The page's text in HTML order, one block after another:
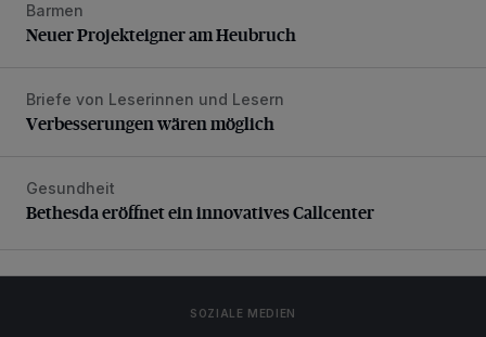
Neuer Projekteigner am Heubruch
Barmen
Neuer Projekteigner am Heubruch
Verbesserungen wären möglich
Briefe von Leserinnen und Lesern
Verbesserungen wären möglich
Bethesda eröffnet ein innovatives Callcenter
Gesundheit
Bethesda eröffnet ein innovatives Callcenter
SOZIALE MEDIEN